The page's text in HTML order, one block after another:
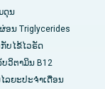
ດຸນ
ນ Triglycerides
ບໄຂ້ໄວຣັດ
ວິຕາມິນ B12
ລຍະປະຈໍາເດືອນ